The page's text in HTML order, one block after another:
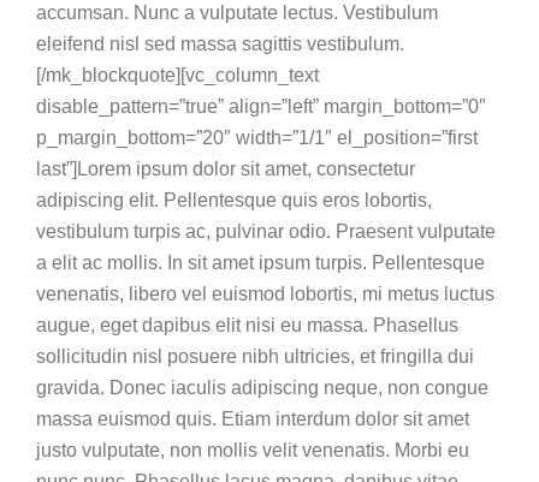
accumsan. Nunc a vulputate lectus. Vestibulum
eleifend nisl sed massa sagittis vestibulum.
[/mk_blockquote][vc_column_text
disable_pattern=”true” align=”left” margin_bottom=”0″
p_margin_bottom=”20″ width=”1/1″ el_position=”first
last”]Lorem ipsum dolor sit amet, consectetur
adipiscing elit. Pellentesque quis eros lobortis,
vestibulum turpis ac, pulvinar odio. Praesent vulputate
a elit ac mollis. In sit amet ipsum turpis. Pellentesque
venenatis, libero vel euismod lobortis, mi metus luctus
augue, eget dapibus elit nisi eu massa. Phasellus
sollicitudin nisl posuere nibh ultricies, et fringilla dui
gravida. Donec iaculis adipiscing neque, non congue
massa euismod quis. Etiam interdum dolor sit amet
justo vulputate, non mollis velit venenatis. Morbi eu